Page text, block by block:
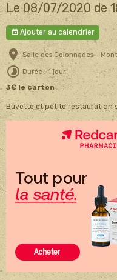
Le 08/07/2020 de
Ajouter au calendrier
Salle des Colonnades -
Durée : 1 jour
3€ le carton
Buvette et petite restauration